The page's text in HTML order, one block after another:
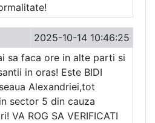
2025-10-14 10:46:25
sa faca ore in alte parti si
in oras! Este BIDI
Alexandriei,tot
sector 5 din cauza
VA ROG SA VERIFICATI